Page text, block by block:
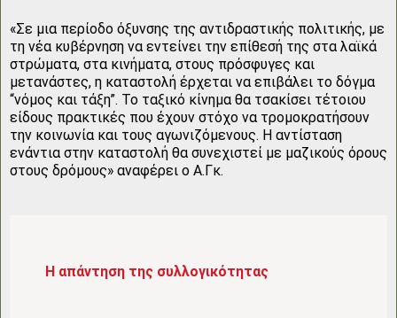
«Σε μια περίοδο όξυνσης της αντιδραστικής πολιτικής, με
τη νέα κυβέρνηση να εντείνει την επίθεσή της στα λαϊκά
στρώματα, στα κινήματα, στους πρόσφυγες και
μετανάστες, η καταστολή έρχεται να επιβάλει το δόγμα
“νόμος και τάξη”. Το ταξικό κίνημα θα τσακίσει τέτοιου
είδους πρακτικές που έχουν στόχο να τρομοκρατήσουν
την κοινωνία και τους αγωνιζόμενους. Η αντίσταση
ενάντια στην καταστολή θα συνεχιστεί με μαζικούς όρους
στους δρόμους» αναφέρει ο Α.Γκ.
Η απάντηση της συλλογικότητας